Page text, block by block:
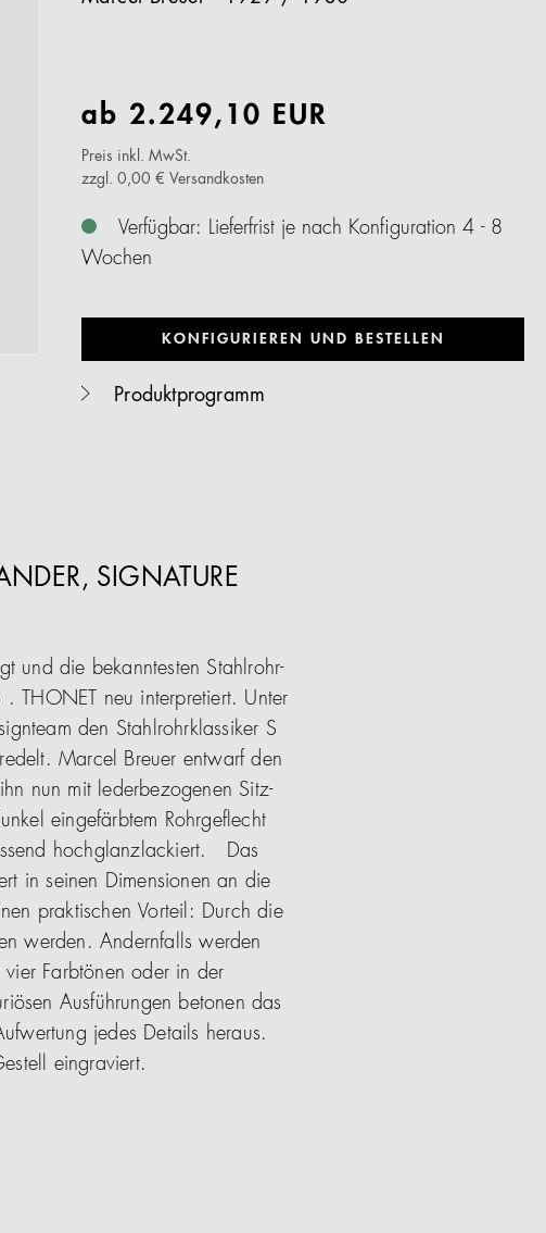
ab 2.249,10 EUR
Preis inkl. MwSt.
zzgl. 0,00 € Versandkosten
Verfügbar: Lieferfrist je nach Konfiguration 4 - 8
Wochen
KONFIGURIEREN UND BESTELLEN
Produktprogramm
SIGNATURE
und die bekanntesten Stahlrohr-
. THONET neu interpretiert. Unter
den Stahlrohrklassiker S
Marcel Breuer entwarf den
nun mit lederbezogenen Sitz-
eingefärbtem Rohrgeflecht
hochglanzlackiert. Das
in seinen Dimensionen an die
praktischen Vorteil: Durch die
werden. Andernfalls werden
Farbtönen oder in der
Ausführungen betonen das
jedes Details heraus.
eingraviert.